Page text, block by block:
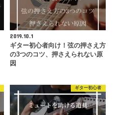
2019.10.1
ギター初心者向け！弦の押さえ方
の3つのコツ、押さえられない原
因
ギター初心者